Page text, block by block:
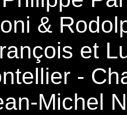
&
et
-
Michel